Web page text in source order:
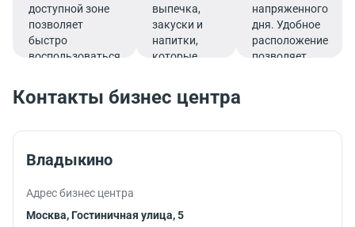
доступной зоне
позволяет
быстро
воспользоваться
выпечка,
закуски и
напитки,
которые
бодрости и
продуктивно
напряженного
дня. Удобное
расположение
позволяет
рабочим
Контакты бизнес центра
Владыкино
Адрес бизнес центра
Москва, Гостиничная улица, 5